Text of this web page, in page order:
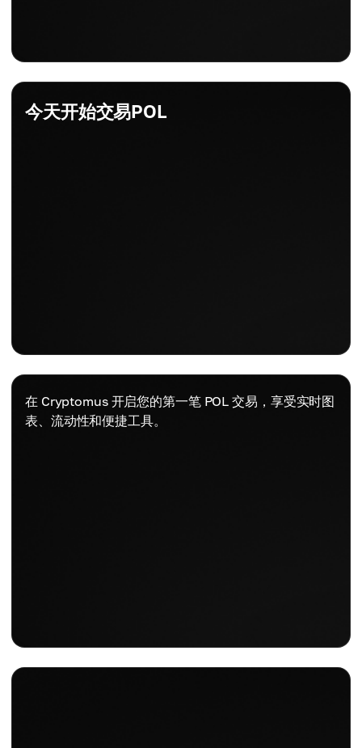
今天开始交易POL
在 Cryptomus 开启您的第一笔 POL 交易，享受实时图
表、流动性和便捷工具。